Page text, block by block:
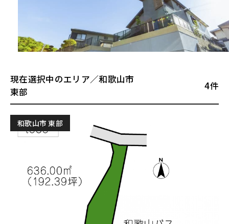
現在選択中のエリア／和歌山市
東部
4件
和歌山市 東部